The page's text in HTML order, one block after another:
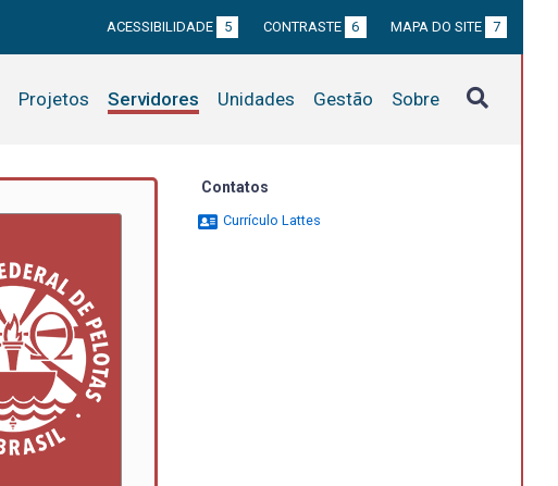
ACESSIBILIDADE 5 CONTRASTE 6 MAPA DO SITE 7
Projetos Servidores Unidades Gestão Sobre
Contatos
Currículo Lattes